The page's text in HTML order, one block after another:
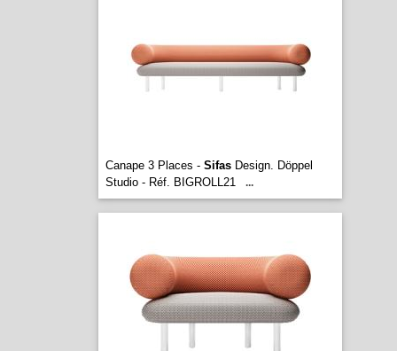
Canape 3 Places - SifasDesign. Döppel
Studio - Réf. BIGROLL21
...